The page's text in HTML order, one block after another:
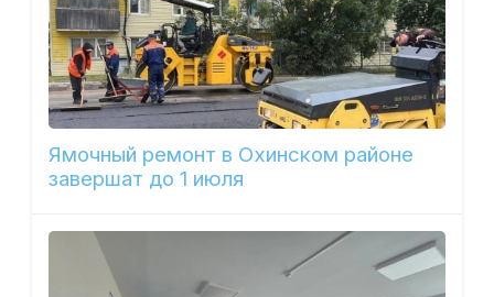
Ямочный ремонт в Охинском районе
завершат до 1 июля